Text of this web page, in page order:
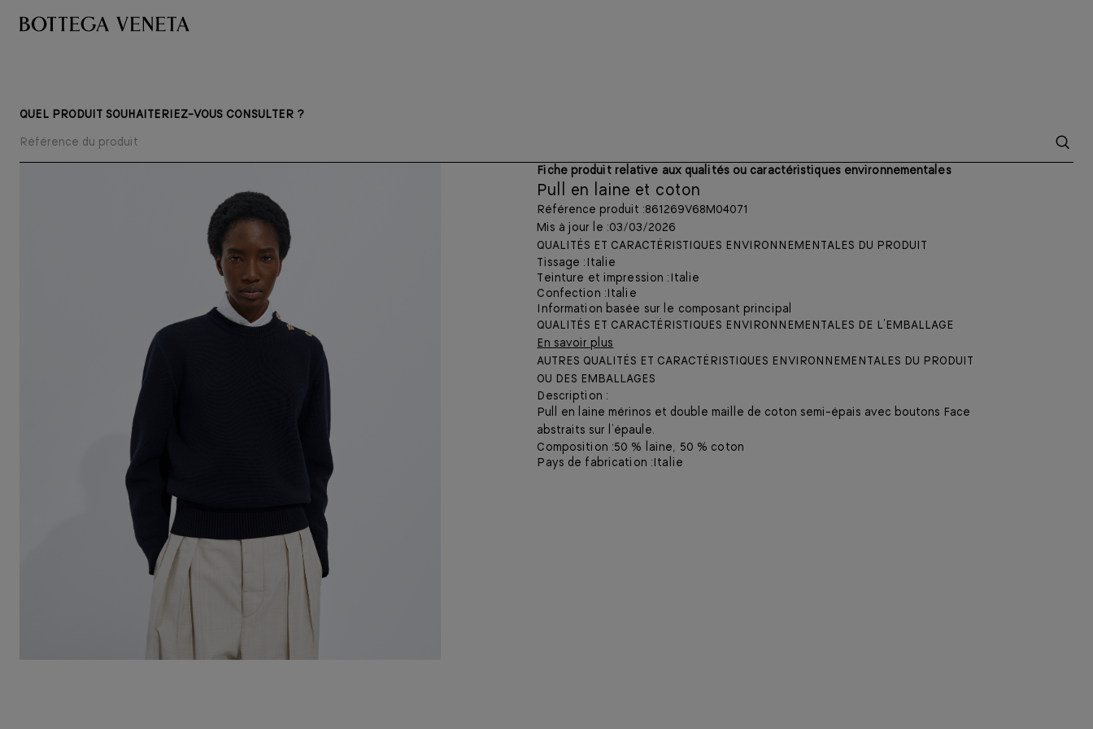
QUEL PRODUIT SOUHAITERIEZ-VOUS CONSULTER ?
Fiche produit relative aux qualités ou caractéristiques environnementales
Pull en laine et coton
Référence produit :861269V68M04071
Mis à jour le :03/03/2026
QUALITÉS ET CARACTÉRISTIQUES ENVIRONNEMENTALES DU PRODUIT
Tissage : Italie
Teinture et impression : Italie
Confection : Italie
Information basée sur le composant principal
QUALITÉS ET CARACTÉRISTIQUES ENVIRONNEMENTALES DE L’EMBALLAGE
En savoir plus
AUTRES QUALITÉS ET CARACTÉRISTIQUES ENVIRONNEMENTALES DU PRODUIT
OU DES EMBALLAGES
Description :
Pull en laine mérinos et double maille de coton semi-épais avec boutons Face
abstraits sur l’épaule.
Composition :50 % laine, 50 % coton
Pays de fabrication : Italie